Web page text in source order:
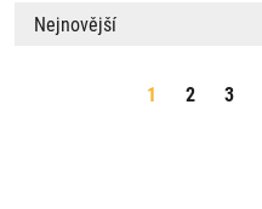
Nejnovější
1 2 3